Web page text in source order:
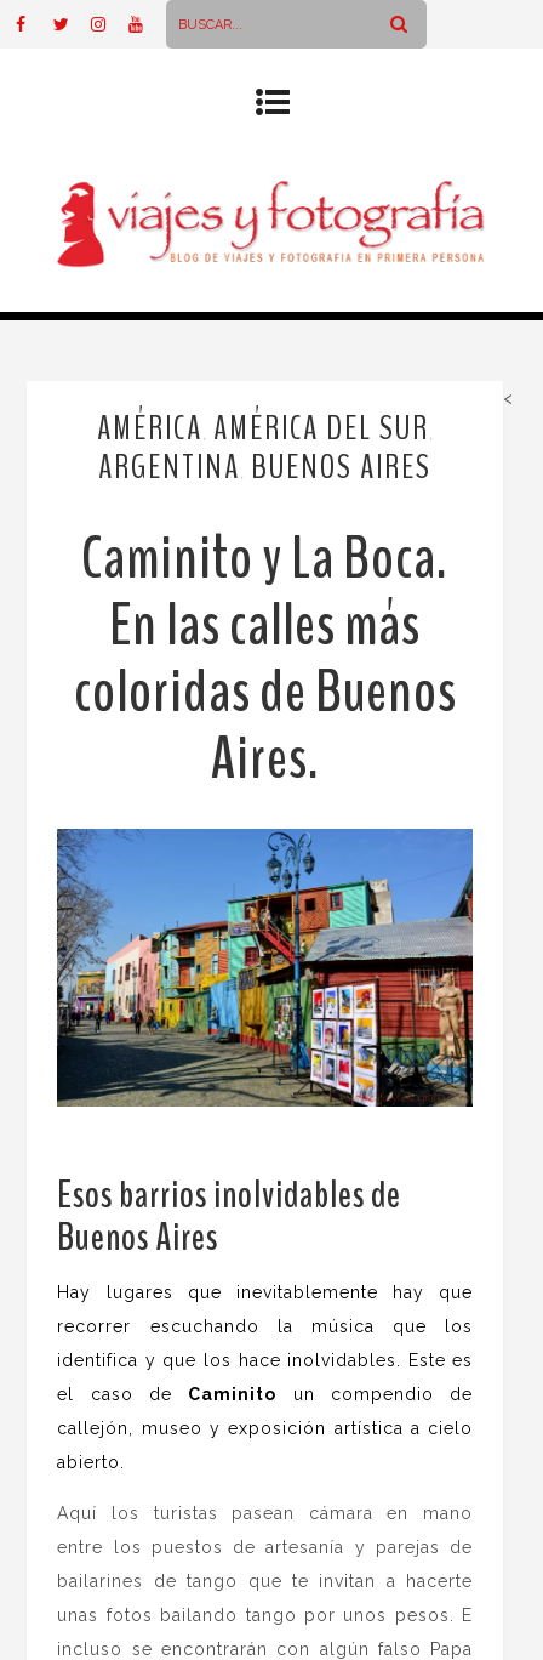
AMÉRICA AMÉRICA DEL SUR
ARGENTINA BUENOS AIRES
Caminito y La Boca.
En las calles más
coloridas de Buenos
Aires.
Esos barrios inolvidables de
Buenos Aires
Hay lugares que inevitablemente hay que
recorrer escuchando la música que los
identifica y que los hace inolvidables. Este es
el caso de Caminito un compendio de
callejón, museo y exposición artística a cielo
abierto.
Aquí los turistas pasean cámara en mano
entre los puestos de artesanía y parejas de
bailarines de tango que te invitan a hacerte
unas fotos bailando tango por unos pesos. E
incluso se encontrarán con algún falso Papa
<